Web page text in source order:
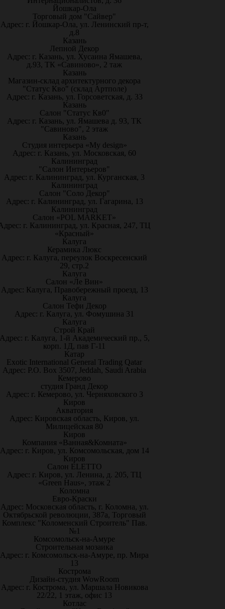
Йошкар-Ола
Торговый дом "Сайвер"
Адрес: г. Йошкар-Ола, ул. Ленинский пр-т,
д.8
Казань
Лепной Декор
Адрес: г. Казань, ул. Хусаина Ямашева,
д.93, ТК «Савиново», 2 таж
Казань
Магазин-склад архитектурного декора
"Статус Кво" (склад Артполе)
Адрес: г. Казань, ул. Горсоветская, д. 33
Казань
Салон "Статус Кв0"
Адрес: г. Казань, ул. Ямашева д. 93, ТК
"Савиново", 2 этаж
Казань
Студия интерьера «My design»
Адрес: г. Казань, ул. Московская, 60
Калининград
"Салон Интерьеров"
Адрес: г. Калининград, ул. Курганская, 3
Калининград
Салон "Соло Декор"
Адрес: г. Калининград, ул. Гагарина, 13
Калининград
Салон «POL MARKET»
г. Калининград, ул. Красная, 247, ТЦ
«Красный»
Калуга
Керамика Люкс
Адрес: г. Калуга, переулок Воскресенский
29, стр.2
Калуга
Салон «Ле Вин»
Адрес: Калуга, Правобережный проезд, 13
Калуга
Салон Тефи Декор
Адрес: г. Калуга, ул. Фомушина 31
Калуга
Строй Край
г. Калуга, 1-й Академический пр., 5,
корп. 1Д, пав Г-11
Катар
Exotic International General Trading Qatar
Адрес: P.O. Box 3507, Jeddah, Saudi Arabia
Кемерово
студия Гранд Декор
Адрес: г. Кемерово, ул. Черняховского 3
Киров
Акватория
Адрес: Кировская область, Киров, ул.
Милицейская 80
Киров
Компания «Ванная&Комната»
Адрес: г. Киров, ул. Комсомольская, дом 14
Киров
Салон ELETTO
Адрес: г. Киров, ул. Ленина, д. 205, ТЦ
«Green Haus», этаж 2
Коломна
Евро-Краски
Адрес: Московская область, г. Коломна, ул.
Октябрьской революции, 387а, Торговый
Комплекс "Коломенский Строитель" Пав.
№1
Комсомольск-на-Амуре
Строительная мозаика
Адрес: г. Комсомольск-на-Амуре, пр. Мира
13
Кострома
Дизайн-студия WowRoom
Адрес: г. Кострома, ул. Маршала Новикова
22/22, 1 этаж, офис 13
Котлас